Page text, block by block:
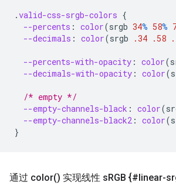
.valid-css-srgb-colors {
--percents : color(srgb 34% 58%
--decimals : color(srgb .34 .58
--percents-with-opacity : color(
--decimals-with-opacity : color(
/* empty */
--empty-channels-black : color(
--empty-channels-black2 : color(
}
通过 color() 实现线性 s RGB {#linear-